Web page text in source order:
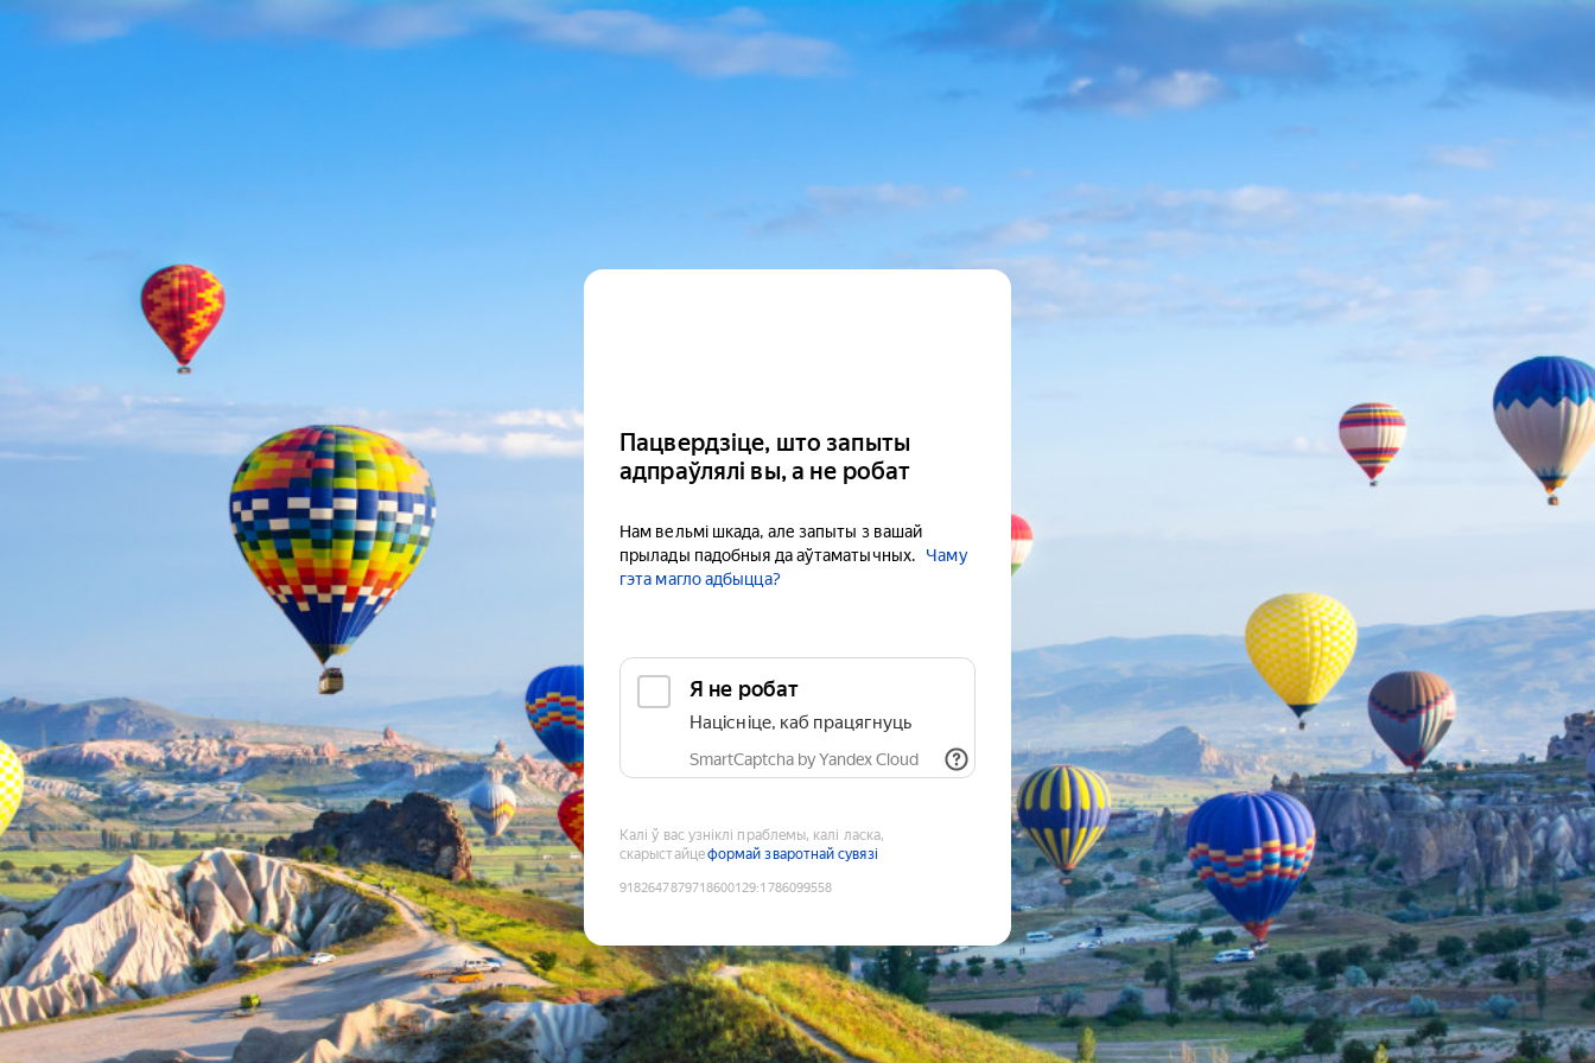
Пацвердзіце, што запыты
адпраўлялі вы, а не робат
Нам вельмі шкада, але запыты з вашай
прылады падобныя да аўтаматычных.
Чаму
гэта магло адбыцца?
Я не робат
Націсніце, каб працягнуць
SmartCaptcha by Yandex Cloud
Калі ў вас узніклі праблемы, калі ласка,
скарыстайцеформай зваротнай сувязі
9182647879718600129:1786099558